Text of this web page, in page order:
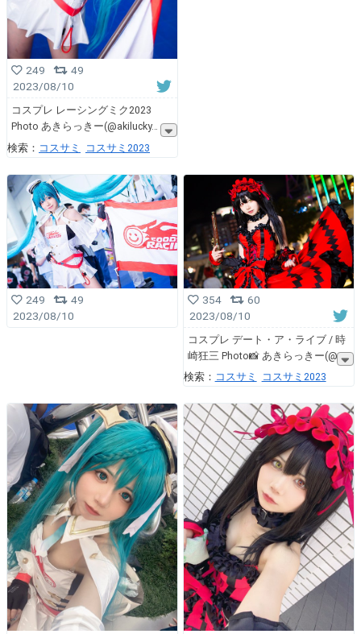
249
49
2023/08/10
コスプレ レーシングミク2023
Photo あきらっきー(@akilucky
検索： コスサミ コスサミ2023
249
49
2023/08/10
354
60
2023/08/10
コスプレ デート・ア・ライブ / 時
崎狂三 Photo📸 あきらっきー(@
検索： コスサミ コスサミ2023